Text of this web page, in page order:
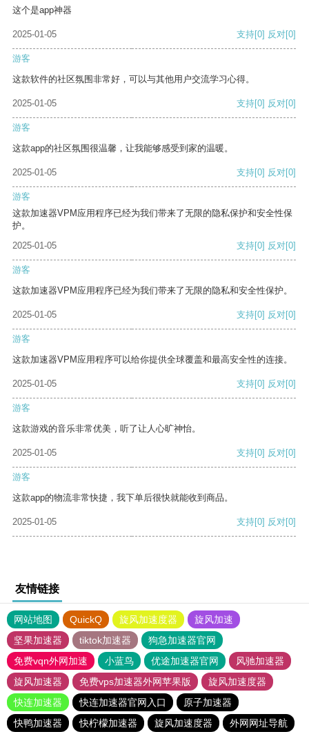
这个是app神器
2025-01-05 支持[0] 反对[0]
游客
这款软件的社区氛围非常好，可以与其他用户交流学习心得。
2025-01-05 支持[0] 反对[0]
游客
这款app的社区氛围很温馨，让我能够感受到家的温暖。
2025-01-05 支持[0] 反对[0]
游客
这款加速器VPM应用程序已经为我们带来了无限的隐私保护和安全性保
护。
2025-01-05
支持[0] 反对[0]
游客
这款加速器VPM应用程序已经为我们带来了无限的隐私和安全性保护。
2025-01-05 支持[0] 反对[0]
游客
这款加速器VPM应用程序可以给你提供全球覆盖和最高安全性的连接。
2025-01-05 支持[0] 反对[0]
游客
这款游戏的音乐非常优美，听了让人心旷神怡。
2025-01-05 支持[0] 反对[0]
游客
这款app的物流非常快捷，我下单后很快就能收到商品。
2025-01-05 支持[0] 反对[0]
友情链接
网站地图 QuickQ 旋风加速度器
旋风加速
坚果加速器
tiktok加速器
狗急加速器官网
免费vqn外网加速
小蓝鸟 优途加速器官网
风驰加速器
旋风加速器
免费vps加速器外网苹果版
旋风加速度器
快连加速器
快连加速器官网入口
原子加速器
快鸭加速器
快柠檬加速器 旋风加速度器
外网网址导航